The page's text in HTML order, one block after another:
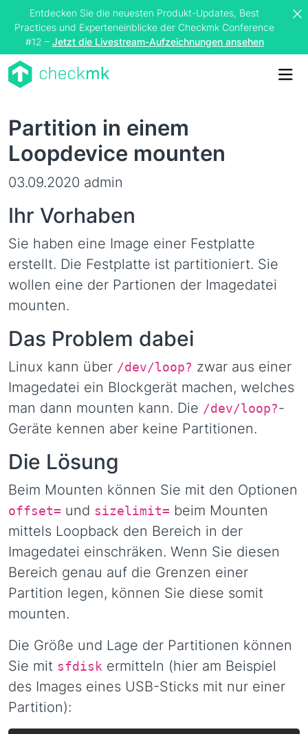
Entdecken Sie die neuesten Produkt-Updates, Best
Practices und Experteneinblicke der Checkmk Conference
#12 – Jetzt die Livestream-Aufzeichnungen ansehen
Partition in einem
Loopdevice mounten
03.09.2020 admin
Ihr Vorhaben
Sie haben eine Image einer Festplatte
erstellt. Die Festplatte ist partitioniert. Sie
wollen eine der Partionen der Imagedatei
mounten.
Das Problem dabei
Linux kann über /dev/loop? zwar aus einer
Imagedatei ein Blockgerät machen, welches
man dann mounten kann. Die /dev/loop?-
Geräte kennen aber keine Partitionen.
Die Lösung
Beim Mounten können Sie mit den Optionen
offset= und sizelimit= beim Mounten
mittels Loopback den Bereich in der
Imagedatei einschräken. Wenn Sie diesen
Bereich genau auf die Grenzen einer
Partition legen, können Sie diese somit
mounten.
Die Größe und Lage der Partitionen können
Sie mit sfdisk ermitteln (hier am Beispiel
des Images eines USB-Sticks mit nur einer
Partition):